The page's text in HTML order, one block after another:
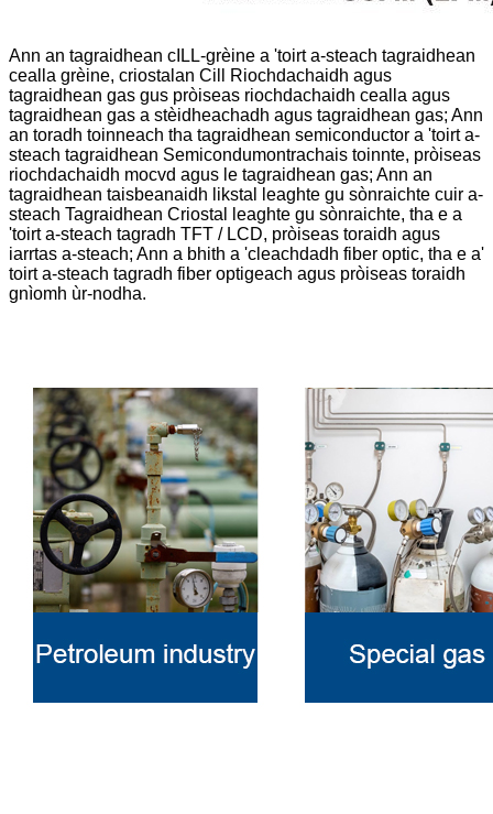
Ann an tagraidhean cILL-grèine a 'toirt a-steach tagraidhean
cealla grèine, criostalan Cill Riochdachaidh agus
tagraidhean gas gus pròiseas riochdachaidh cealla agus
tagraidhean gas a stèidheachadh agus tagraidhean gas; Ann
an toradh toinneach tha tagraidhean semiconductor a 'toirt a-
steach tagraidhean Semicondumontrachais toinnte, pròiseas
riochdachaidh mocvd agus le tagraidhean gas; Ann an
tagraidhean taisbeanaidh likstal leaghte gu sònraichte cuir a-
steach Tagraidhean Criostal leaghte gu sònraichte, tha e a
'toirt a-steach tagradh TFT / LCD, pròiseas toraidh agus
iarrtas a-steach; Ann a bhith a 'cleachdadh fiber optic, tha e a'
toirt a-steach tagradh fiber optigeach agus pròiseas toraidh
gnìomh ùr-nodha.